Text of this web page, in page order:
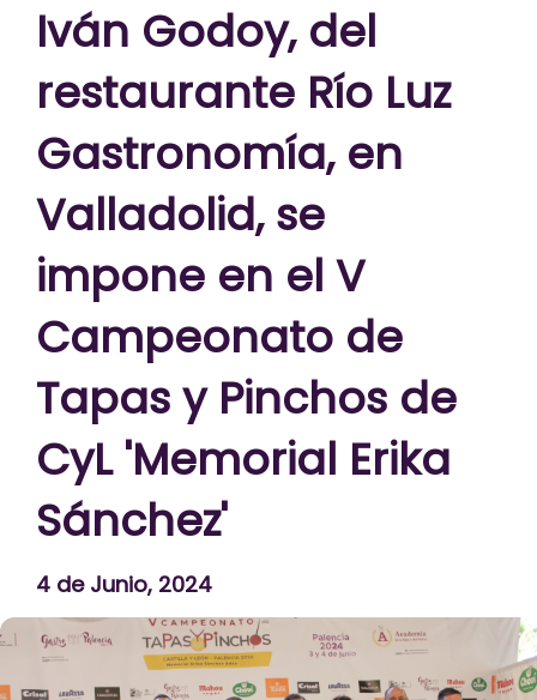
Areas municipales
Tramita
Iván Godoy, del
restaurante Río Luz
Gastronomía, en
Valladolid, se
impone en el V
Campeonato de
Tapas y Pinchos de
CyL 'Memorial Erika
Sánchez'
4 de Junio, 2024